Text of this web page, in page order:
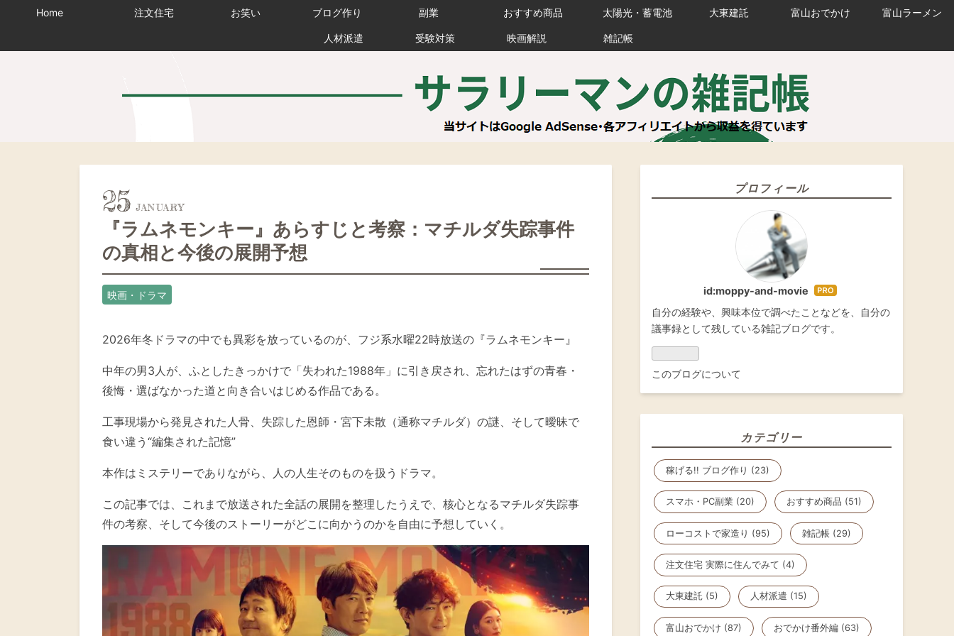
Home 注文住宅 お笑い ブログ作り 副業 おすすめ商品 太陽光・蓄電池 大東建託 富山おでかけ 富山ラーメン
人材派遣 受験対策 映画解説 雑記帳
25
『ラムネモンキー』あらすじと考察：マチルダ失踪事件
の真相と今後の展開予想
映画・ドラマ
2026年冬ドラマの中でも異彩を放っているのが、フジ系水曜22時放送の『ラムネモンキー』
中年の男3人が、ふとしたきっかけで「失われた1988年」に引き戻され、忘れたはずの青春・
後悔・選ばなかった道と向き合いはじめる作品である。
工事現場から発見された人骨、失踪した恩師・宮下未散（通称マチルダ）の謎、そして曖昧で
食い違う“編集された記憶”
本作はミステリーでありながら、人の人生そのものを扱うドラマ。
この記事では、これまで放送された全話の展開を整理したうえで、核心となるマチルダ失踪事
件の考察、そして今後のストーリーがどこに向かうのかを自由に予想していく。
プロフィール
id:moppy-and-movie はて
なブ
ログ
自分の経験や、興味本位で調べたことなどを、自分の
議事録として残している雑記ブログです。
このブログについて
カテゴリー
稼げる!! ブログ作り (23)
スマホ・PC副業 (20) おすすめ商品 (51)
ローコストで家造り (95) 雑記帳 (29)
注文住宅 実際に住んでみて (4)
大東建託 (5) 人材派遣 (15)
富山おでかけ (87) おでかけ番外編 (63)